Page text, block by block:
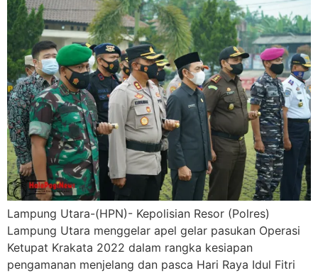
Lampung Utara-(HPN)- Kepolisian Resor (Polres)
Lampung Utara menggelar apel gelar pasukan Operasi
Ketupat Krakata 2022 dalam rangka kesiapan
pengamanan menjelang dan pasca Hari Raya Idul Fitri